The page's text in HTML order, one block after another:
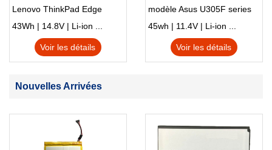
Lenovo ThinkPad Edge
S230u Twist
43Wh | 14.8V | Li-ion ...
Voir les détails
modèle Asus U305F series
45wh | 11.4V | Li-ion ...
Voir les détails
Nouvelles Arrivées